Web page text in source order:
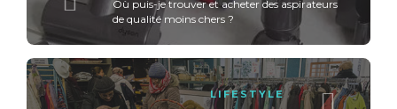
Où puis-je trouver et acheter des aspirateurs
de qualité moins chers ?
LIFESTYLE